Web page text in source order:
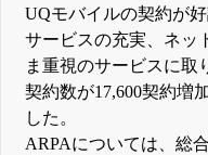
UQモバイルの契約が
サービスの充実、ネッ
ま重視のサービスに取
契約数が17,600契約増
した。
ARPAについては、総